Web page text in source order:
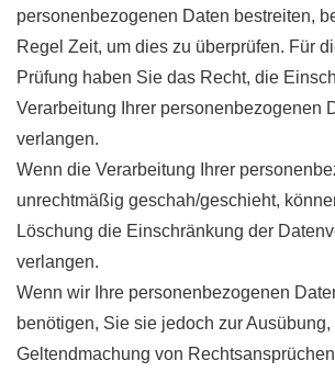
personenbezogenen Daten bestreiten,
Regel Zeit, um dies zu überprüfen. Für
Prüfung haben Sie das Recht, die
Verarbeitung Ihrer personenbezogenen
verlangen.
Wenn die Verarbeitung Ihrer
unrechtmäßig geschah/geschieht,
Löschung die Einschränkung der
verlangen.
Wenn wir Ihre personenbezogenen
benötigen, Sie sie jedoch zur
Geltendmachung von